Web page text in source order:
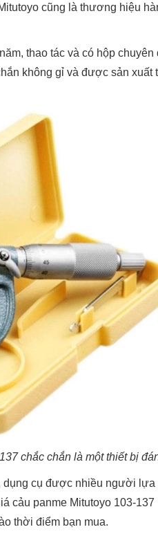
cũng là thương hiệu
thao tác và có hộp chuyên
không gỉ và được sản xuất
chắc chắn là một thiết bị
cụ được nhiều người lựa
cảu panme Mitutoyo 103-
thời điểm bạn mua.